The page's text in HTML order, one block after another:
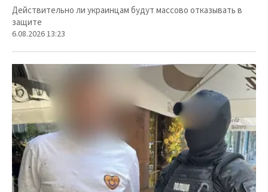
Действительно ли украинцам будут массово отказывать в
защите
6.08.2026 13:23